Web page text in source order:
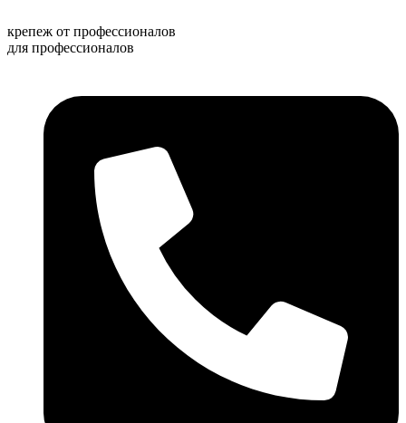
к
содержимому
крепеж от профессионалов
для профессионалов